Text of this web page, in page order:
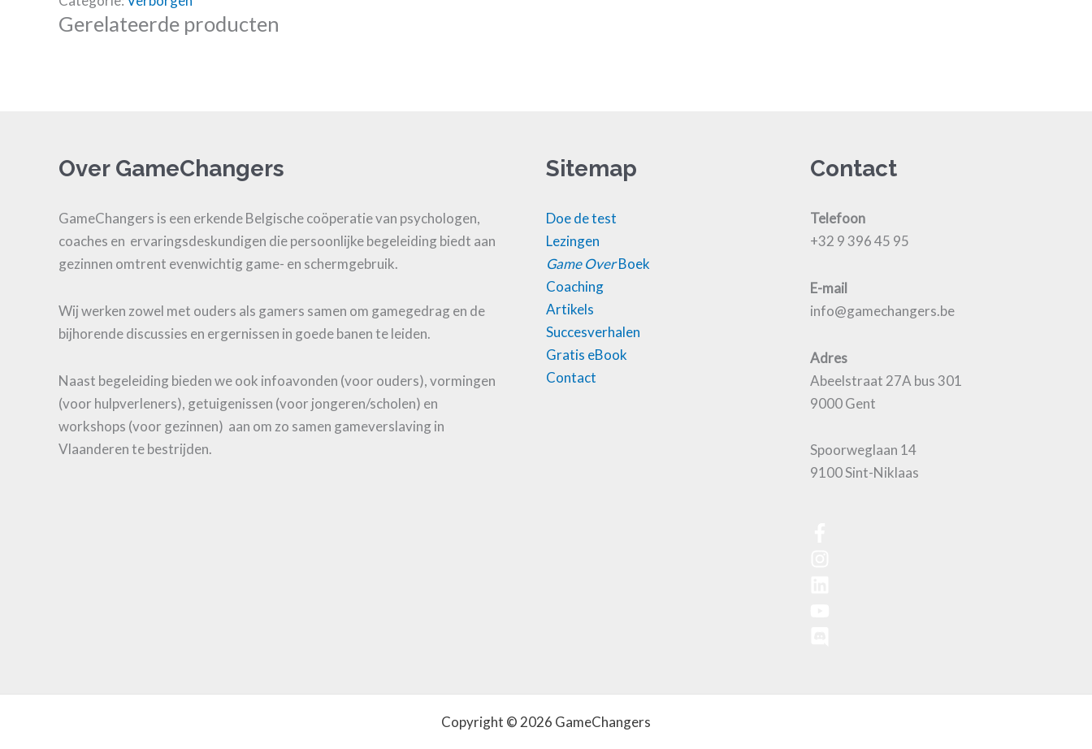
Gerelateerde producten
Over GameChangers
GameChangers is een erkende Belgische coöperatie van psychologen,
coaches en ervaringsdeskundigen die persoonlijke begeleiding biedt aan
gezinnen omtrent evenwichtig game- en schermgebruik.
Wij werken zowel met ouders als gamers samen om gamegedrag en de
bijhorende discussies en ergernissen in goede banen te leiden.
Naast begeleiding bieden we ook infoavonden (voor ouders), vormingen
(voor hulpverleners), getuigenissen (voor jongeren/scholen) en
workshops (voor gezinnen) aan om zo samen gameverslaving in
Vlaanderen te bestrijden.
Sitemap
Doe de test
Lezingen
Game OverBoek
Coaching
Artikels
Succesverhalen
Gratis eBook
Contact
Contact
Telefoon
+32 9 396 45 95
E-mail
info@gamechangers.be
Adres
Abeelstraat 27A bus 301
9000 Gent
Spoorweglaan 14
9100 Sint-Niklaas
Copyright © 2026 GameChangers